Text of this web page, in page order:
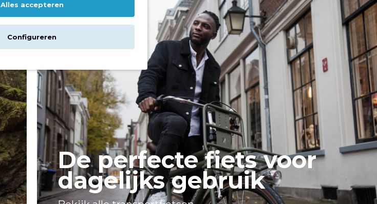
De perfecte fiets voor
dagelijks gebruik
Alles accepteren
Configureren